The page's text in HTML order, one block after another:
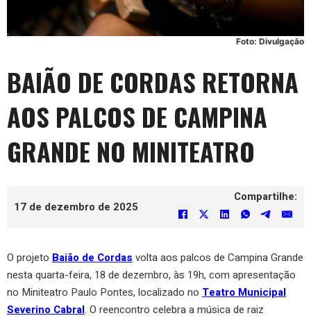
Foto: Divulgação
BAIÃO DE CORDAS RETORNA
AOS PALCOS DE CAMPINA
GRANDE NO MINITEATRO
17 de dezembro de 2025
Compartilhe:
O projeto Baião de Cordas volta aos palcos de Campina Grande
nesta quarta-feira, 18 de dezembro, às 19h, com apresentação
no Miniteatro Paulo Pontes, localizado no Teatro Municipal
Severino Cabral. O reencontro celebra a música de raiz